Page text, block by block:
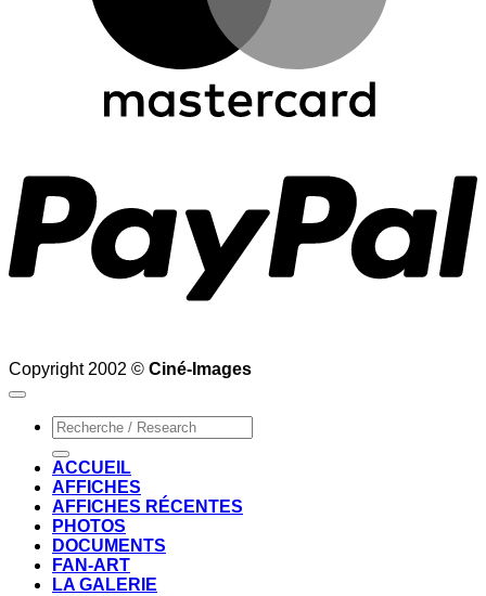
Copyright 2002 © Ciné-Images
Recherche
pour :
ACCUEIL
AFFICHES
AFFICHES RÉCENTES
PHOTOS
DOCUMENTS
FAN-ART
LA GALERIE